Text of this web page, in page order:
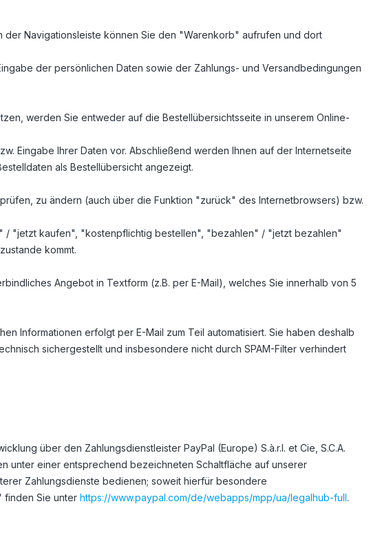
Navigationsleiste können Sie den "Warenkorb" aufrufen und dort
der persönlichen Daten sowie der Zahlungs- und Versandbedingungen
werden Sie entweder auf die Bestellübersichtsseite in unserem Online-
Eingabe Ihrer Daten vor. Abschließend werden Ihnen auf der Internetseite
als Bestellübersicht angezeigt.
zu ändern (auch über die Funktion "zurück" des Internetbrowsers) bzw.
/ "jetzt kaufen", "kostenpflichtig bestellen", "bezahlen" / "jetzt bezahlen"
kommt.
Angebot in Textform (z.B. per E-Mail), welches Sie innerhalb von 5
Informationen erfolgt per E-Mail zum Teil automatisiert. Sie haben deshalb
sichergestellt und insbesondere nicht durch SPAM-Filter verhindert
über den Zahlungsdienstleister PayPal (Europe) S.à.r.l. et Cie, S.C.A.
unter einer entsprechend bezeichneten Schaltfläche auf unserer
Zahlungsdienste bedienen; soweit hierfür besondere
finden Sie unter https://www.paypal.com/de/webapps/mpp/ua/legalhub-full.